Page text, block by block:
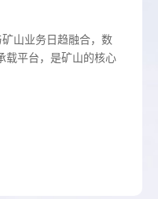
山业务日趋融合，数
载平台，是矿山的核心